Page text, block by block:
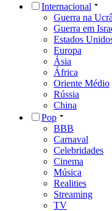
Internacional
Guerra na
Guerra em
Estados
Europa
Ásia
África
Oriente Médio
Rússia
China
Pop
BBB
Carnaval
Celebridades
Cinema
Música
Realities
Streaming
TV